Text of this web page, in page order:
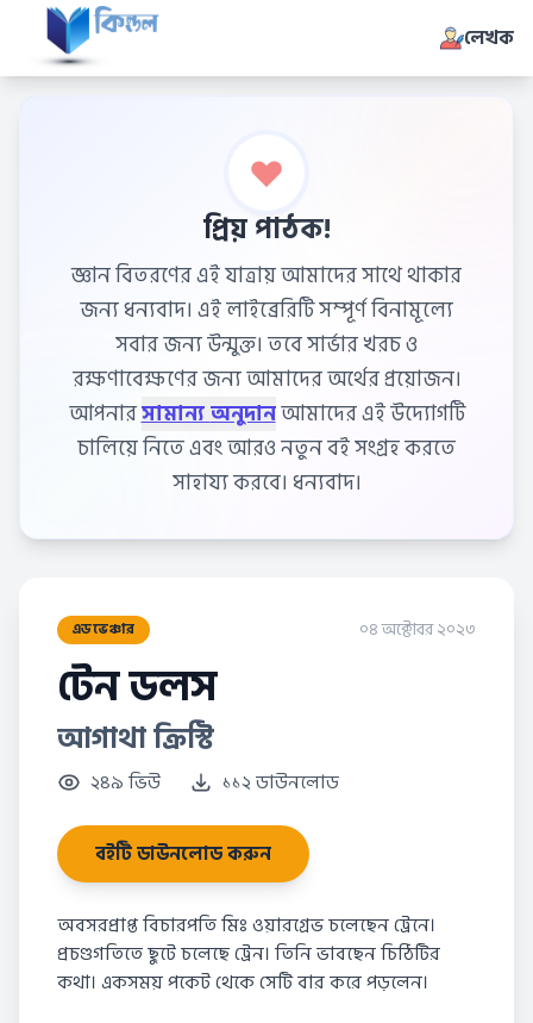
লেখক
প্রিয় পাঠক!
জ্ঞান বিতরণের এই যাত্রায় আমাদের সাথে থাকার
জন্য ধন্যবাদ। এই লাইব্রেরিটি সম্পূর্ণ বিনামূল্যে
সবার জন্য উন্মুক্ত। তবে সার্ভার খরচ ও
রক্ষণাবেক্ষণের জন্য আমাদের অর্থের প্রয়োজন।
আপনার
সামান্য অনুদানআমাদের এই উদ্যোগটি
চালিয়ে নিতে এবং আরও নতুন বই সংগ্রহ করতে
সাহায্য করবে। ধন্যবাদ।
এডভেঞ্চার ০৪ অক্টোবর ২০২৩
টেন ডলস
আগাথা ক্রিস্টি
২৪৯ ভিউ ১১২ ডাউনলোড
বইটি ডাউনলোড করুন
অবসরপ্রাপ্ত বিচারপতি মিঃ ওয়ারগ্রেভ চলেছেন ট্রেনে।
প্রচণ্ডগতিতে ছুটে চলেছে ট্রেন। তিনি ভাবছেন চিঠিটির
কথা। একসময় পকেট থেকে সেটি বার করে পড়লেন।